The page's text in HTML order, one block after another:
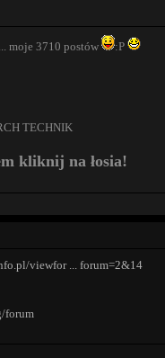
moje 3710 postów :P
TECHNIK
kliknij na łosia!
viewfor ... forum=2&14
forum